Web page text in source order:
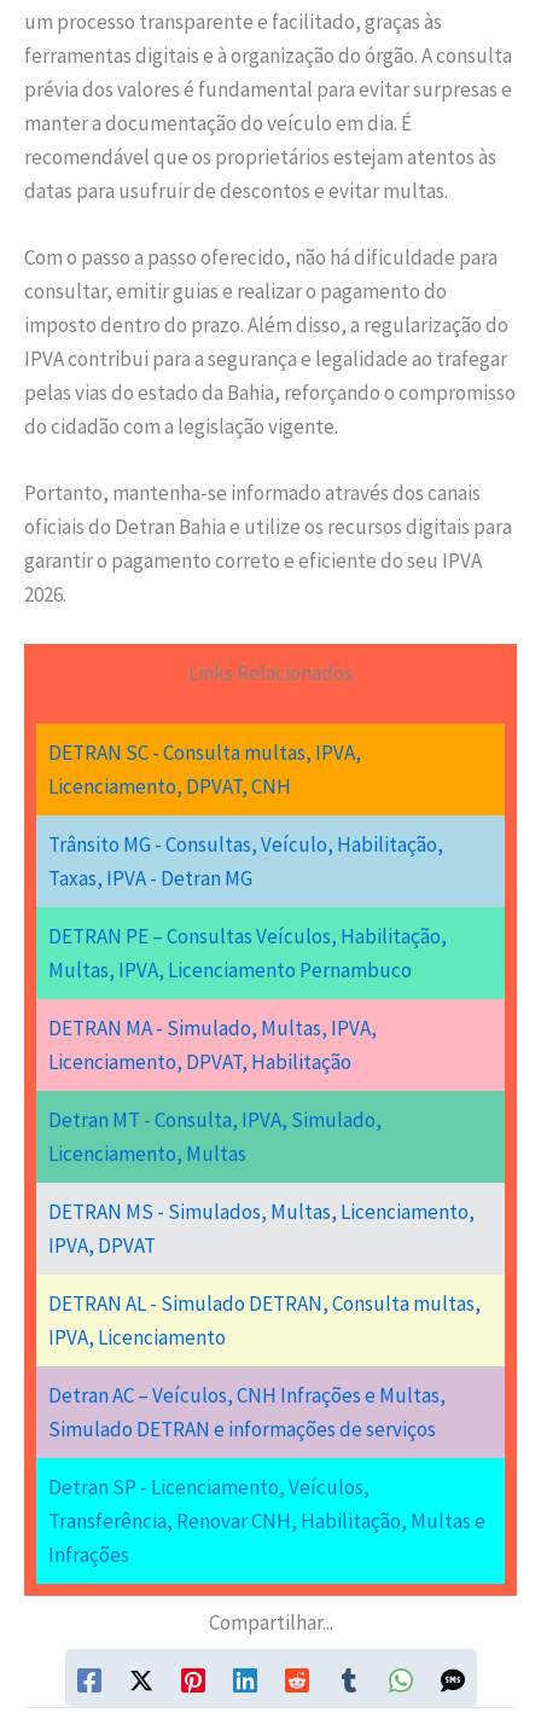
um processo transparente e facilitado, graças às
ferramentas digitais e à organização do órgão. A consulta
prévia dos valores é fundamental para evitar surpresas e
manter a documentação do veículo em dia. É
recomendável que os proprietários estejam atentos às
datas para usufruir de descontos e evitar multas.
Com o passo a passo oferecido, não há dificuldade para
consultar, emitir guias e realizar o pagamento do
imposto dentro do prazo. Além disso, a regularização do
IPVA contribui para a segurança e legalidade ao trafegar
pelas vias do estado da Bahia, reforçando o compromisso
do cidadão com a legislação vigente.
Portanto, mantenha-se informado através dos canais
oficiais do Detran Bahia e utilize os recursos digitais para
garantir o pagamento correto e eficiente do seu IPVA
2026.
Links Relacionados
DETRAN SC - Consulta multas, IPVA,
Licenciamento, DPVAT, CNH
Trânsito MG - Consultas, Veículo, Habilitação,
Taxas, IPVA - Detran MG
DETRAN PE – Consultas Veículos, Habilitação,
Multas, IPVA, Licenciamento Pernambuco
DETRAN MA - Simulado, Multas, IPVA,
Licenciamento, DPVAT, Habilitação
Detran MT - Consulta, IPVA, Simulado,
Licenciamento, Multas
DETRAN MS - Simulados, Multas, Licenciamento,
IPVA, DPVAT
DETRAN AL - Simulado DETRAN, Consulta multas,
IPVA, Licenciamento
Detran AC – Veículos, CNH Infrações e Multas,
Simulado DETRAN e informações de serviços
Detran SP - Licenciamento, Veículos,
Transferência, Renovar CNH, Habilitação, Multas e
Infrações
Compartilhar...